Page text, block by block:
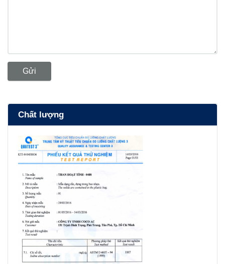
Gửi
Chất lượng